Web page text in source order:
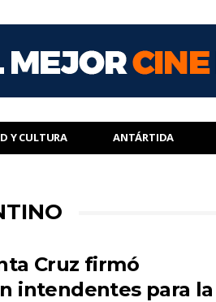
Y CULTURA ANTÁRTIDA
Cruz firmó
intendentes para la